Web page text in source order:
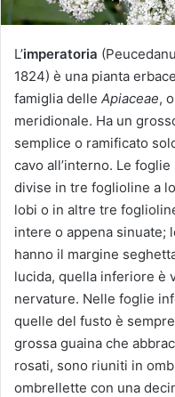
L’imperatoria
1824) è una pianta
famiglia delle Apiaceae,
meridionale. Ha un
semplice o ramificato
cavo all’interno. Le
divise in tre foglioline a
lobi o in altre tre
intere o appena sinuate;
hanno il margine
lucida, quella inferiore è
nervature. Nelle foglie
quelle del fusto è
grossa guaina che
rosati, sono riuniti in
ombrellette con una